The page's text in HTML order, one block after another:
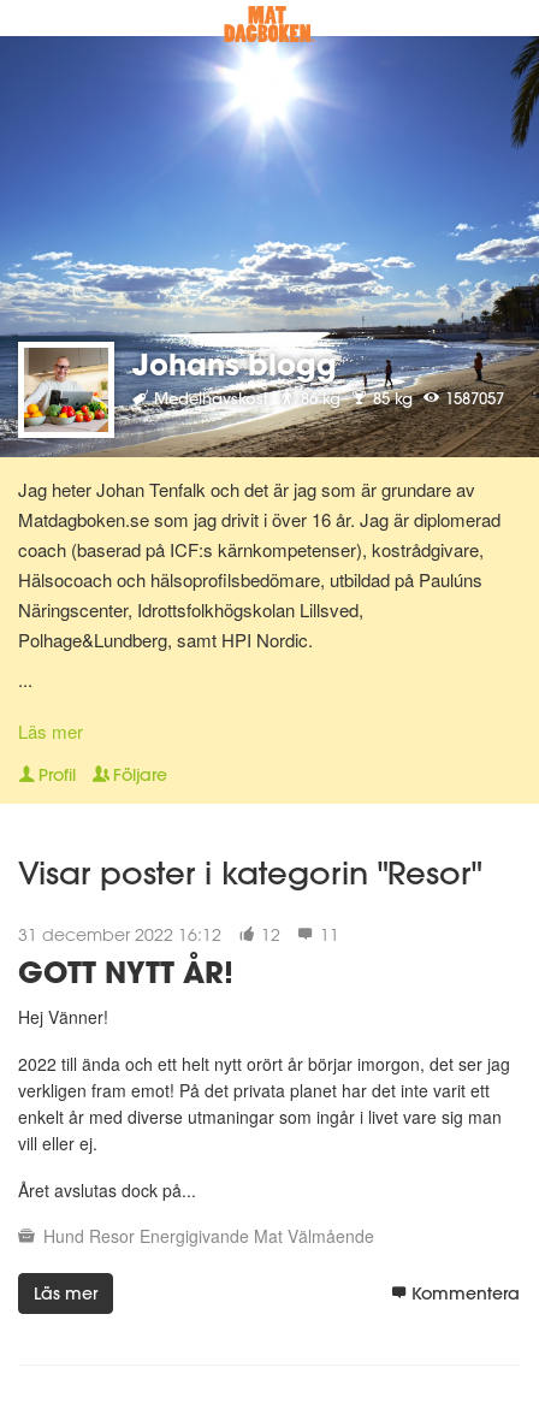
Johans blogg
Medelhavskost 86 kg 85 kg 1587057
Jag heter Johan Tenfalk och det är jag som är grundare av
Matdagboken.se som jag drivit i över 16 år. Jag är diplomerad
coach (baserad på ICF:s kärnkompetenser), kostrådgivare,
Hälsocoach och hälsoprofilsbedömare, utbildad på Paulúns
Näringscenter, Idrottsfolkhögskolan Lillsved,
Polhage&Lundberg, samt HPI Nordic.
Har själv gjort stora livsstilsförändringar för ganska många år
sedan, bl.a. inom kost, motion och andlighet. Gillar att laga
hälsosam mat och att röra på mig - Då mår jag extra bra! Jag
Lamb."
...
Läs mer
Profil Följare
Visar poster i kategorin "Resor"
31 december 2022 16:12 12 11
GOTT NYTT ÅR!
Hej Vänner!
2022 till ända och ett helt nytt orört år börjar imorgon, det ser jag
verkligen fram emot! På det privata planet har det inte varit ett
enkelt år med diverse utmaningar som ingår i livet vare sig man
vill eller ej.
Året avslutas dock på...
Hund Resor Energigivande Mat Välmående
Läs mer Kommentera